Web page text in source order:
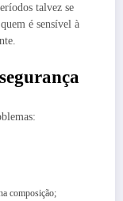
talvez se
é sensível à
composição;